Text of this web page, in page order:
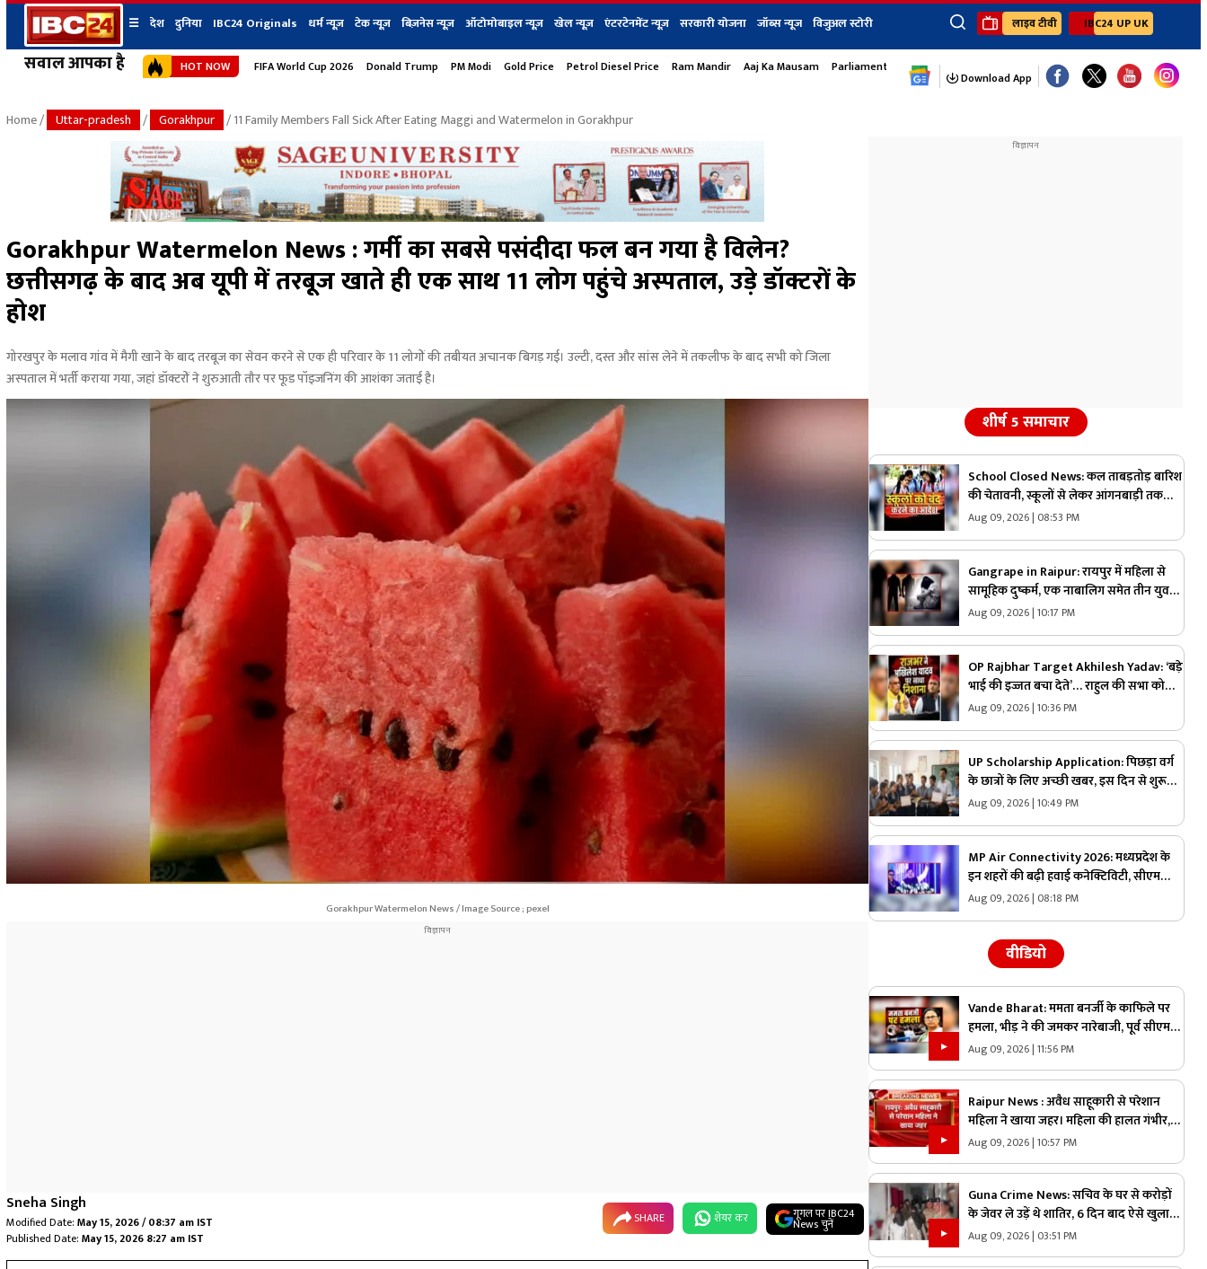
सवाल आपका है
☰ देश दुनिया IBC24 Originals धर्म न्यूज़ टेक न्यूज़ बिज़नेस न्यूज़ ऑटोमोबाइल न्यूज़ खेल न्यूज़ एंटरटेनमेंट न्यूज़ सरकारी योजना जॉब्स न्यूज विजुअल स्टोरी
×
छत्तीसगढ़ न्यूज
उत्तर प्रदेश न्यूज
बिहार न्यूज
उत्तराखंड न्यूज
हिमाचल प्रदेश न्यूज
हरियाणा न्यूज
शहर
भोपाल
जबलपुर
ग्वालियर
रायपुर
दुनिया IBC24 Originals
शेयर बाज़ार गैजेट्स न्यूज
जॉब्स न्यूज Youtube Channels
Ibc24 Jankarwan
लाइव टीवी IBC24 UP UK
HOT NOW FIFA World Cup 2026 Donald Trump PM Modi Gold Price Petrol Diesel Price Ram Mandir Aaj Ka Mausam Parliament Monsoon Session
Download App
Home/ Uttar-pradesh / Gorakhpur / 11 Family Members Fall Sick After Eating Maggi and Watermelon in Gorakhpur
Gorakhpur Watermelon News : गर्मी का सबसे पसंदीदा फल बन गया है विलेन?
छत्तीसगढ़ के बाद अब यूपी में तरबूज खाते ही एक साथ 11 लोग पहुंचे अस्पताल, उड़े डॉक्टरों के
होश
गोरखपुर के मलाव गांव में मैगी खाने के बाद तरबूज का सेवन करने से एक ही परिवार के 11 लोगों की तबीयत अचानक बिगड़ गई। उल्टी, दस्त और सांस लेने में तकलीफ के बाद सभी को जिला
अस्पताल में भर्ती कराया गया, जहां डॉक्टरों ने शुरुआती तौर पर फूड पॉइजनिंग की आशंका जताई है।
Gorakhpur Watermelon News / Image Source ; pexel
Sneha Singh
Modified Date: May 15, 2026 / 08:37 am IST
Published Date: May 15, 2026 8:27 am IST
SHARE शेयर कर गूगल पर IBC24
News चुनें
शीर्ष 5 समाचार
School Closed News: कल ताबड़तोड़ बारिश
की चेतावनी, स्कूलों से लेकर आंगनबाड़ी तक
रहेंगे बंद, कलेक्टर ने जारी किया आदेश
Aug 09, 2026 | 08:53 PM
Gangrape in Raipur: रायपुर में महिला से
सामूहिक दुष्कर्म, एक नाबालिग समेत तीन युवकों
ने दिया वारदात को अंजाम, और फिर…
Aug 09, 2026 | 10:17 PM
OP Rajbhar Target Akhilesh Yadav: ‘बड़े
भाई की इज्जत बचा देते’… राहुल की सभा को
लेकर ओपी राजभर ने अखिलेश पर कसा तंज
Aug 09, 2026 | 10:36 PM
UP Scholarship Application: पिछड़ा वर्ग
के छात्रों के लिए अच्छी खबर, इस दिन से शुरू
होगा छात्रवृत्ति के लिए आवेदन, यहां जानें पात्रता
Aug 09, 2026 | 10:49 PM
MP Air Connectivity 2026: मध्यप्रदेश के
इन शहरों की बढ़ी हवाई कनेक्टिविटी, सीएम
मोहन यादव ने की विमान सेवाओं की
Aug 09, 2026 | 08:18 PM
वीडियो
Vande Bharat: ममता बनर्जी के काफिले पर
हमला, भीड़ ने की जमकर नारेबाजी, पूर्व सीएम
की सुरक्षा में आखिर कैसे हुई चूक?
Aug 09, 2026 | 11:56 PM
Raipur News : अवैध साहूकारी से परेशान
महिला ने खाया जहर। महिला की हालत गंभीर,
इलाज जारी
Aug 09, 2026 | 10:57 PM
Guna Crime News: सचिव के घर से करोड़ों
के जेवर ले उड़ें थे शातिर, 6 दिन बाद ऐसे खुला
चोरी राज, पारदी गिरोह के दो आरोपी गिरफ्तार
Aug 09, 2026 | 03:51 PM